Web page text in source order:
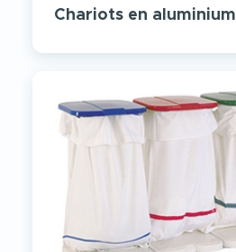
Chariots en aluminium